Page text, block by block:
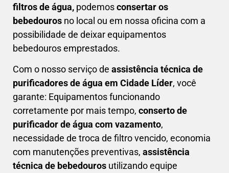
filtros de água, podemosconsertar os
bebedouros no local ou em nossa oficina com a
possibilidade de deixar equipamentos
bebedouros emprestados.
Com o nosso serviço de assistência técnica de
purificadores de água em Cidade Líder, você
garante: Equipamentos funcionando
corretamente por mais tempo, conserto de
purificador de água com vazamento,
necessidade de troca de filtro vencido, economia
com manutenções preventivas, assistência
técnica de bebedouros utilizando equipe